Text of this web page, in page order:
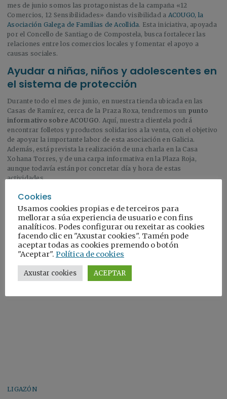
mes de junio somos las protagonistas de la campaña «12
Comercios, 12 Sensibilidades» dando visibilidad a ACOUGO, la
Asociación Galega de Familias de Acollida. Esta iniciativa, apoyada
por el Concello de Santiago de Compostela, busca fortalecer las
relaciones entre los comercios locales y fomentar el apoyo a
causas sociales.
Ayudar a niñas, niños y adolescentes en
el sistema de protección
Durante todo el mes de junio, en nuestra tienda ubicada en las
Casas de Ramírez, cerca de la Praza Roxa, tendremos un punto
informativo sobre ACOUGO. Aquí, nuestra clientela podrá
encontrar folletos y productos solidarios a la venta, con el objetivo
de apoyar la importante labor de esta asociación en Galicia.
Además, está prevista la realización de una charla en la Casa
Xohana Torres, y de una carpa informativa en la Plaza Roja,
aunque todavía están por concretar día y hora de estas
actividades.
ACOUGO es una asociación que surge de las necesidades de un
de niños, niñas y adolescentes en el sistema de protección.
Trabajan para apoyar y colaborar con la administración y otras
entidades, garantizando los derechos e intereses de las personas
más vulnerables.
LIGAZÓN
Cookies
Usamos cookies propias e de terceiros para
mellorar a súa experiencia de usuario e con fins
analíticos. Podes configurar ou rexeitar as cookies
facendo clic en "Axustar cookies". Tamén pode
aceptar todas as cookies premendo o botón
"Aceptar". Política de cookies
Axustar cookies ACEPTAR